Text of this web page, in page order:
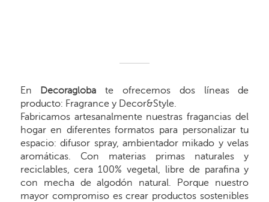
En Decoragloba te ofrecemos dos líneas de
producto: Fragrance y Decor&Style.
Fabricamos artesanalmente nuestras fragancias del
hogar en diferentes formatos para personalizar tu
espacio: difusor spray, ambientador mikado y velas
aromáticas. Con materias primas naturales y
reciclables, cera 100% vegetal, libre de parafina y
con mecha de algodón natural. Porque nuestro
mayor compromiso es crear productos sostenibles